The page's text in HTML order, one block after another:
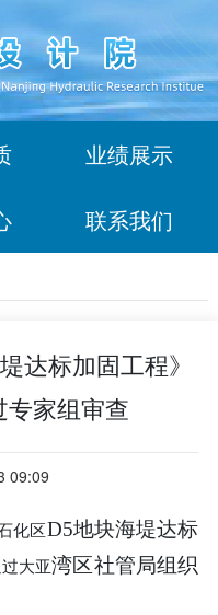
业绩展示
联系我们
达标加固工程》
家组审查
09:09
化区D5地块海堤达标
过大亚湾区社管局组织